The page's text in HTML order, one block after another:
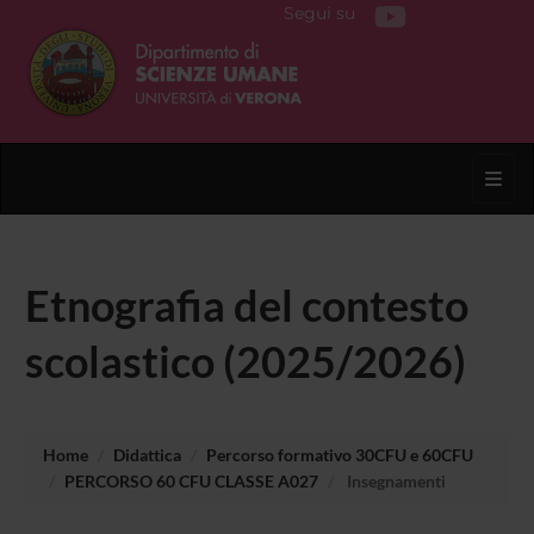
Segui su
Etnografia del contesto
scolastico (2025/2026)
Home Didattica
Percorso formativo 30CFU e 60CFU
PERCORSO 60 CFU CLASSE A027
Insegnamenti